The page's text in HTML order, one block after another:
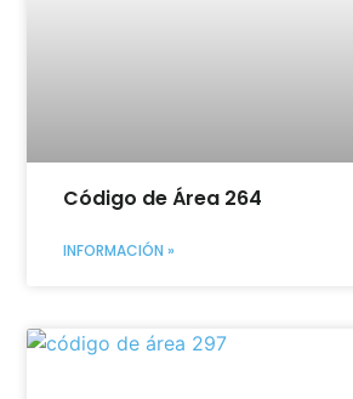
Código de Área 264
INFORMACIÓN »